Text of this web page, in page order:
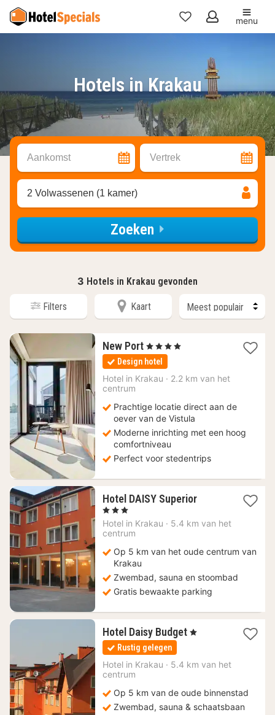
Mijn
menu
Hotels in Krakau
Aankomst Vertrek
2 Volwassenen (1 kamer)
Zoeken
3 Hotels in Krakau gevonden
Filters Kaart
New Port 1
nacht
vanaf
93,90
, 4 Sterren
Design hotel
Hotel in Krakau · 2.2 km van het
centrum
Prachtige locatie direct aan de
oever van de Vistula
Moderne inrichting met een hoog
comfortniveau
Perfect voor stedentrips
Hotel DAISY Superior1
vanaf
, 3 Sterren
Hotel in Krakau · 5.4 km van het
centrum
Op 5 km van het oude centrum van
Krakau
Zwembad, sauna en stoombad
Gratis bewaakte parking
Hotel Daisy Budget 1
37,43
, 1 Sterren
Rustig gelegen
Hotel in Krakau · 5.4 km van het
centrum
Op 5 km van de oude binnenstad
Zwembad, sauna & schaatsbaan